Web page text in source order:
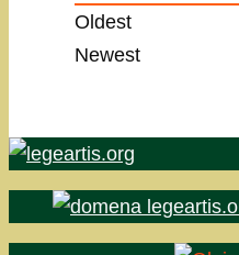
Oldest
Newest